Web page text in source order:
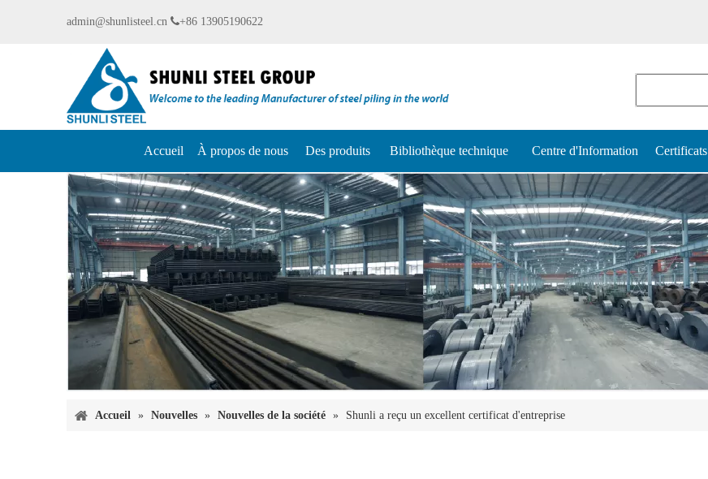
admin@shunlisteel.cn +86 13905190622
Accueil À propos de nous Des produits Bibliothèque technique Centre d'Information Certificats
Accueil » Nouvelles » Nouvelles de la société » Shunli a reçu un excellent certificat d'entreprise